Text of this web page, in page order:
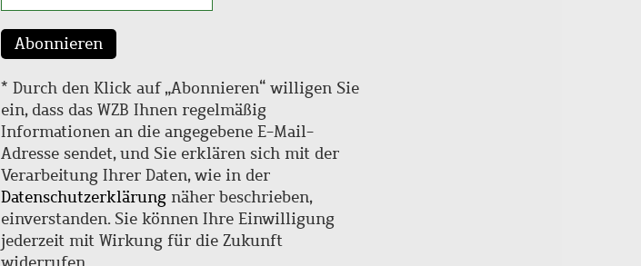
Abonnieren
* Durch den Klick auf „Abonnieren“ willigen Sie
ein, dass das WZB Ihnen regelmäßig
Informationen an die angegebene E-Mail-
Adresse sendet, und Sie erklären sich mit der
Verarbeitung Ihrer Daten, wie in der
Datenschutzerklärung näher beschrieben,
einverstanden. Sie können Ihre Einwilligung
jederzeit mit Wirkung für die Zukunft